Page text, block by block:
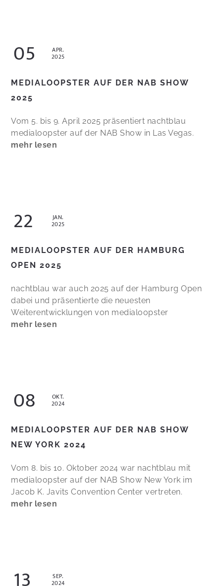
APR.
05 2025
MEDIALOOPSTER AUF DER NAB SHOW
2025
Vom 5. bis 9. April 2025 präsentiert nachtblau
medialoopster auf der NAB Show in Las Vegas.
mehr lesen
JAN.
22 2025
MEDIALOOPSTER AUF DER HAMBURG
OPEN 2025
nachtblau war auch 2025 auf der Hamburg Open
dabei und präsentierte die neuesten
Weiterentwicklungen von medialoopster
mehr lesen
OKT.
08 2024
MEDIALOOPSTER AUF DER NAB SHOW
NEW YORK 2024
Vom 8. bis 10. Oktober 2024 war nachtblau mit
medialoopster auf der NAB Show New York im
Jacob K. Javits Convention Center vertreten.
mehr lesen
SEP.
2024